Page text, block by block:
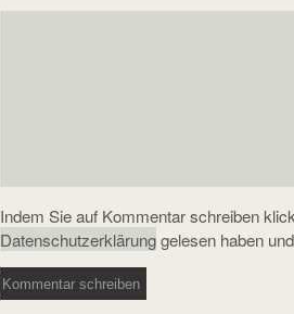
Indem Sie auf Kommentar schreiben
Datenschutzerklärunggelesen haben